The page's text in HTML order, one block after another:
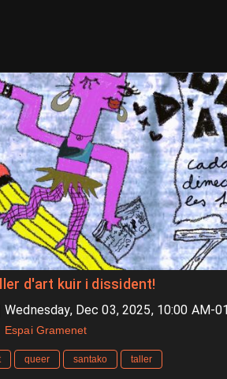
d'art kuir i dissident!
Wednesday, Dec 03, 2025, 10:00 AM-
Espai Gramenet
queer santako taller